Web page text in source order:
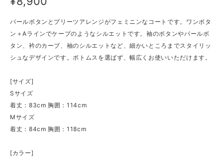
パールボタンとプリーツアレンジがフェミニンなコートです。ワンボタ
ン＋Aラインでケープのようなシルエットです。袖のボタンやパールボ
タン、衿のカーブ、袖のシルエットなど、細かいところまでスタイリッ
シュなデザインです。ボトムスを選ばず、幅広くお使いいただけます。
[サイズ]
Sサイズ
着丈：83cm 胸囲：114cm
Mサイズ
着丈：84cm 胸囲：118cm
[カラー]